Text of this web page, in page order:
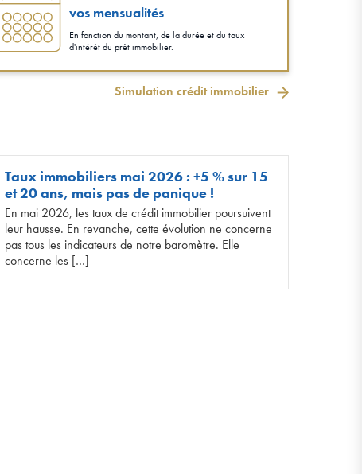
vos mensualités
En fonction du montant, de la durée et du taux
d'intérêt du prêt immobilier.
Simulation crédit immobilier
Taux immobiliers mai 2026 : +5 % sur 15
et 20 ans, mais pas de panique !
En mai 2026, les taux de crédit immobilier poursuivent
leur hausse. En revanche, cette évolution ne concerne
pas tous les indicateurs de notre baromètre. Elle
concerne les […]